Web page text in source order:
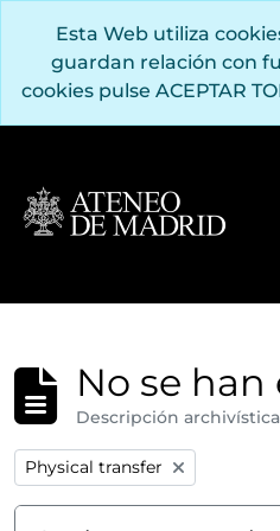
Esta Web utiliza
guardan relación con
cookies pulse ACEPTAR
No se
Descripción archivística
Remove filter:
Physical transfer